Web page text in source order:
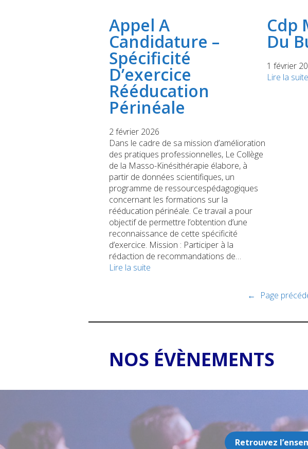
Appel A
Candidature –
Spécificité
D’exercice
Rééducation
Périnéale
2 février 2026
Dans le cadre de sa mission d’amélioration
des pratiques professionnelles, Le Collège
de la Masso-Kinésithérapie élabore, à
partir de données scientifiques, un
programme de ressourcespédagogiques
concernant les formations sur la
rééducation périnéale. Ce travail a pour
objectif de permettre l’obtention d’une
reconnaissance de cette spécificité
d’exercice. Mission : Participer à la
rédaction de recommandations de…
Lire la suite
Cdp
Du
1 février
Lire la suite
← Page
NOS ÉVÈNEMENTS
Retrouvez